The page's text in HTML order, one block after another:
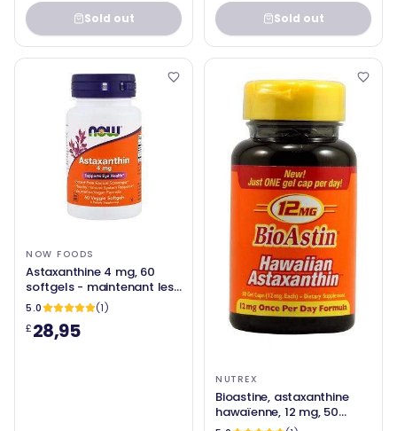
Sold out Sold out
NOW FOODS
Astaxanthine 4 mg, 60
softgels - maintenant les
aliments
5.0
(1)
£28,95
NUTREX
Bioastine, astaxanthine
hawaïenne, 12 mg, 50
capuchons de gel - Nutrex